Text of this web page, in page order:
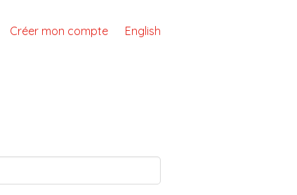
Créer mon compte English